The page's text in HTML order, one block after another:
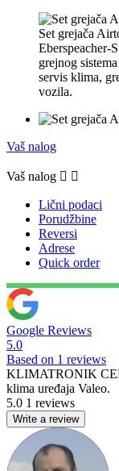
Set grejača
Eberspeacher-
grejnog
servis klima,
vozila.
Vaš nalog
Vaš nalog  
Lični podaci
Porudžbine
Reversi
Adrese
Quick order
Google Reviews
5.0
Based on 1 reviews
KLIMATRONIK
klima uređaja Valeo.
5.0 1 reviews
Write a review